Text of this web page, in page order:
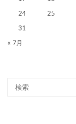
24
25
31
« 7月